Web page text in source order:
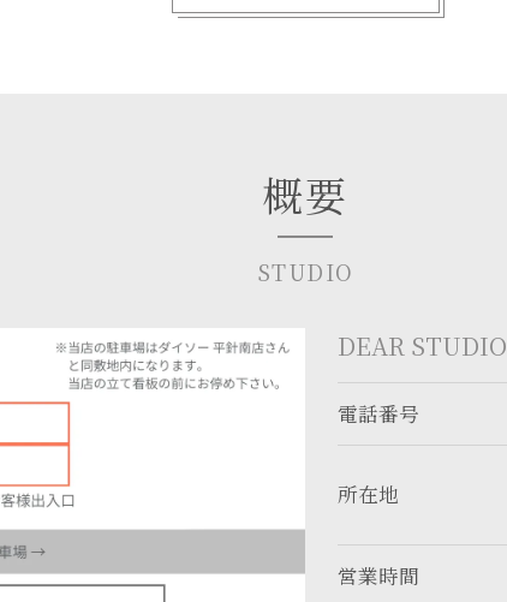
概要
STUDIO
DEAR STUDIO
電話番号
所在地
営業時間